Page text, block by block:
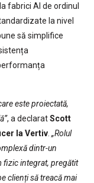
fabrici AI de ordinul
la nivel
să simplifice
este proiectată,
, a declaratScott
la Vertiv. „Rolul
dintr-un
fizic integrat, pregătit
clienți să treacă mai